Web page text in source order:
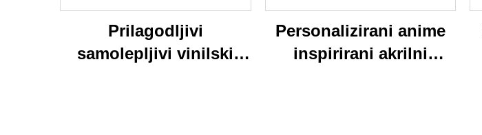
Prilagodljivi
samolepljivi vinilski
Personalizirani anime
inspirirani akrilni